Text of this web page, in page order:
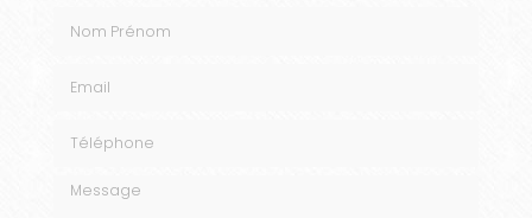
Message